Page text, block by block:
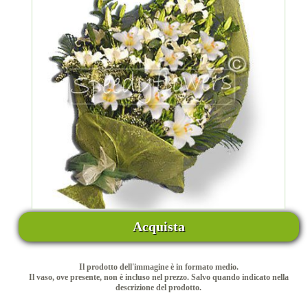
Acquista
Il prodotto dell'immagine è in formato medio.
Il vaso, ove presente, non è incluso nel prezzo. Salvo quando indicato nella
descrizione del prodotto.